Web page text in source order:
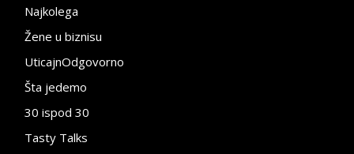
Najkolega
Žene u biznisu
UticajnOdgovorno
Šta jedemo
30 ispod 30
Tasty Talks